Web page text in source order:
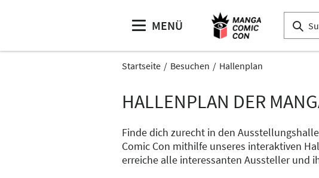
MENÜ
Startseite Besuchen Hallenplan
HALLENPLAN DER
Finde dich zurecht in den
Comic Con mithilfe unseres interaktiven
erreiche alle interessanten Aussteller und